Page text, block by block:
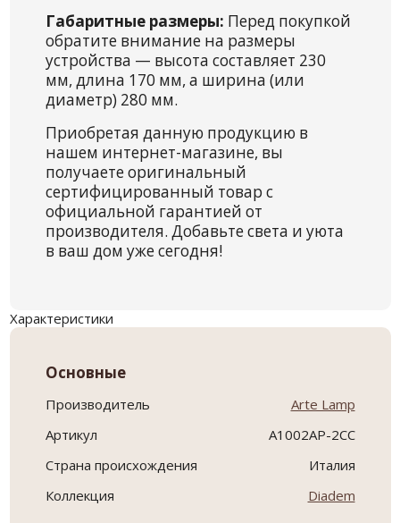
Габаритные размеры: Перед покупкой
обратите внимание на размеры
устройства — высота составляет 230
мм, длина 170 мм, а ширина (или
диаметр) 280 мм.
Приобретая данную продукцию в
нашем интернет-магазине, вы
получаете оригинальный
сертифицированный товар с
официальной гарантией от
производителя. Добавьте света и уюта
в ваш дом уже сегодня!
Характеристики
Основные
Производитель
Arte Lamp
Артикул
A1002AP-2CC
Страна происхождения
Италия
Коллекция
Diadem